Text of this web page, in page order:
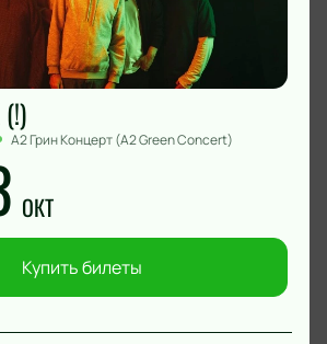
А2 Грин Концерт (A2 Green Concert)
ОКТ
Купить билеты